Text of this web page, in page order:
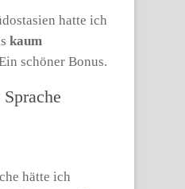
hatte ich
kaum
schöner Bonus.
hätte ich